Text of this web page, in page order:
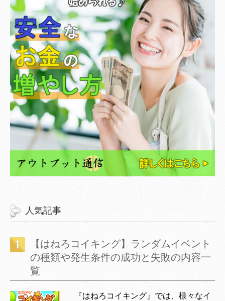
人気記事
【はねろコイキング】ランダムイベント
の種類や発生条件の成功と失敗の内容一
覧
『はねろコイキング』では、様々なイ